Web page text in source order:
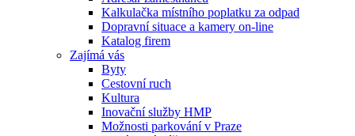
Kalkulačka místního poplatku za odpad
Dopravní situace a kamery on-line
Katalog firem
Zajímá vás
Byty
Cestovní ruch
Kultura
Inovační služby HMP
Možnosti parkování v Praze